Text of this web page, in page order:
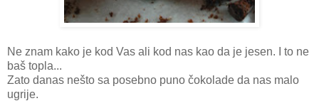
Ne znam kako je kod Vas ali kod nas kao da je jesen. I to ne
baš topla...
Zato danas nešto sa posebno puno čokolade da nas malo
ugrije.